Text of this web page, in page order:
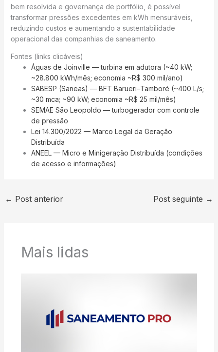
bem resolvida e governança de portfólio, é possível
transformar pressões excedentes em kWh mensuráveis,
reduzindo custos e aumentando a sustentabilidade
operacional das companhias de saneamento.
Fontes (links clicáveis)
Águas de Joinville — turbina em adutora (~40 kW;
~28.800 kWh/mês; economia ~R$ 300 mil/ano)
SABESP (Saneas) — BFT Barueri–Tamboré (~400 L/s;
~30 mca; ~90 kW; economia ~R$ 25 mil/mês)
SEMAE São Leopoldo — turbogerador com controle
de pressão
Lei 14.300/2022 — Marco Legal da Geração
Distribuída
ANEEL — Micro e Minigeração Distribuída (condições
de acesso e informações)
← Post anterior Post seguinte →
Mais lidas